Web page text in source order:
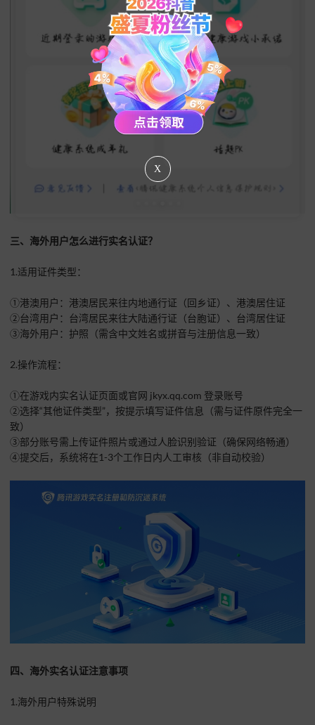
三、海外用户怎么进行实名认证？
1.适用证件类型：
①港澳用户：港澳居民来往内地通行证（回乡证）、港澳居住证
②台湾用户：台湾居民来往大陆通行证（台胞证）、台湾居住证
③海外用户：护照（需含中文姓名或拼音与注册信息一致）
2.操作流程：
①在游戏内实名认证页面或官网 jkyx.qq.com 登录账号
②选择“其他证件类型”，按提示填写证件信息（需与证件原件完全一
致）
③部分账号需上传证件照片或通过人脸识别验证（确保网络畅通）
④提交后，系统将在1-3个工作日内人工审核（非自动校验）
四、海外实名认证注意事项
1.海外用户特殊说明
X